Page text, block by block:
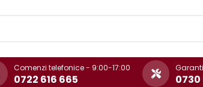
Comenzi telefonice - 9:00-17:00
0722 616 665 0730